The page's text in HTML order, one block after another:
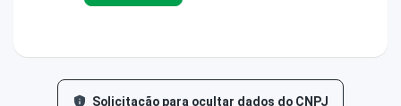
Solicitação para ocultar dados do CNPJ